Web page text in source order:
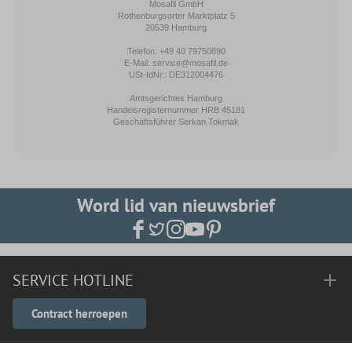
Mosafil GmbH
Rothenburgsorter Marktplatz 5
20539 Hamburg
Telefon: +49 40 79750890
E-Mail: service@mosafil.de
USt-IdNr.: DE312004476
Amtsgerichtes Hamburg
Handelsregisternummer HRB 45181
Geschäftsführer Serkan Tokmak
Word lid van nieuwsbrief
SERVICE HOTLINE
Contract herroepen